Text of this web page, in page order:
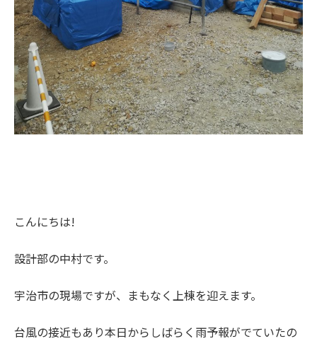
こんにちは!
設計部の中村です。
宇治市の現場ですが、まもなく上棟を迎えます。
台風の接近もあり本日からしばらく雨予報がでていたの